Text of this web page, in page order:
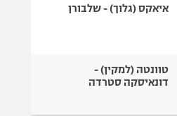
איאקס (גלוך) - שלבורן
טוונטה (למקין) -
דונאיסקה סטרדה